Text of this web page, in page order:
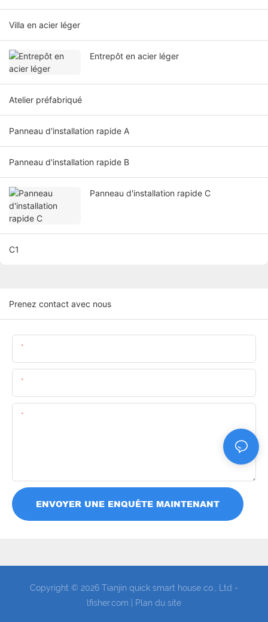
Villa en acier léger
Entrepôt en acier léger
Atelier préfabriqué
Panneau d'installation rapide A
Panneau d'installation rapide B
Panneau d'installation rapide C
C1
Prenez contact avec nous
ENVOYER UNE ENQUÊTE MAINTENANT
Copyright © 2026 Tianjin quick smart house co., Ltd -
lfisher.com
Plan du site